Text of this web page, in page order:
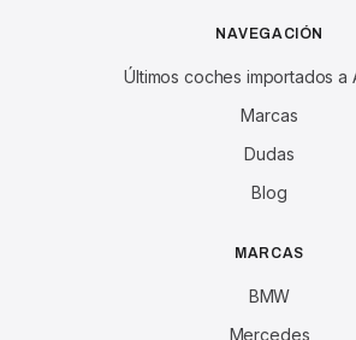
NAVEGACIÓN
Últimos coches importados a
Marcas
Dudas
Blog
MARCAS
BMW
Mercedes